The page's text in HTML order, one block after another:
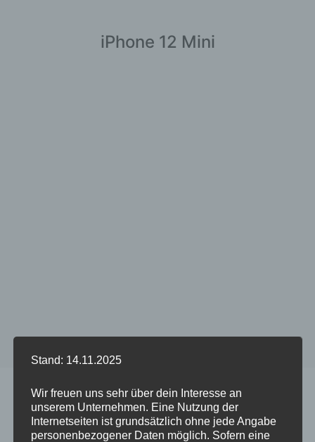
iPhone 12 Mini
Start / Produkt DUO Case PETROL - Phone Model
12 Mini
Stand: 14.11.2025
Wir freuen uns sehr über dein Interesse an
unserem Unternehmen. Eine Nutzung der
Internetseiten ist grundsätzlich ohne jede Angabe
personenbezogener Daten möglich. Sofern eine